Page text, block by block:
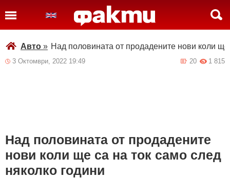
Авто » Над половината от продадените нови коли
3 Октомври, 2022 19:49 1 815
20
Над половината от продадените
нови коли ще са на ток само след
няколко години